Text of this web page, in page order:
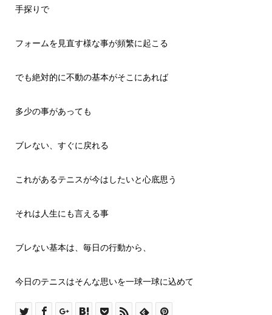
手探りで
フォームを見直す様な事が頻繁に起こる
でも絶対的に不動の基本がそこにあれば
多少の事があっても
ブレない、すぐに戻れる
これがあるテニスが今はしたいと心底思う
それは人生にも言える事
ブレない基本は、毎日の行動から、
今日のテニスはそんな思いを一球一球に込めて